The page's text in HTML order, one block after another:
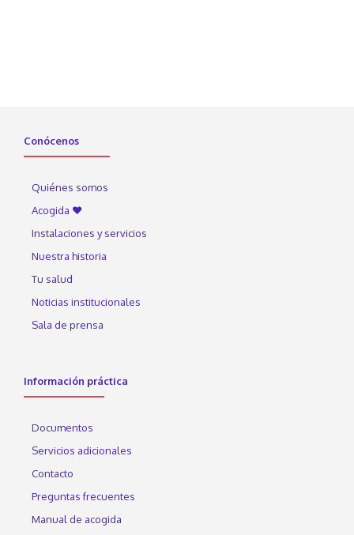
Conócenos
Quiénes somos
Acogida ♥
Instalaciones y servicios
Nuestra historia
Tu salud
Noticias institucionales
Sala de prensa
Información práctica
Documentos
Servicios adicionales
Contacto
Preguntas frecuentes
Manual de acogida